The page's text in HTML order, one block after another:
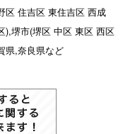
区 住吉区 東住吉区 西成
),堺市(堺区 中区 東区 西区
県,奈良県など